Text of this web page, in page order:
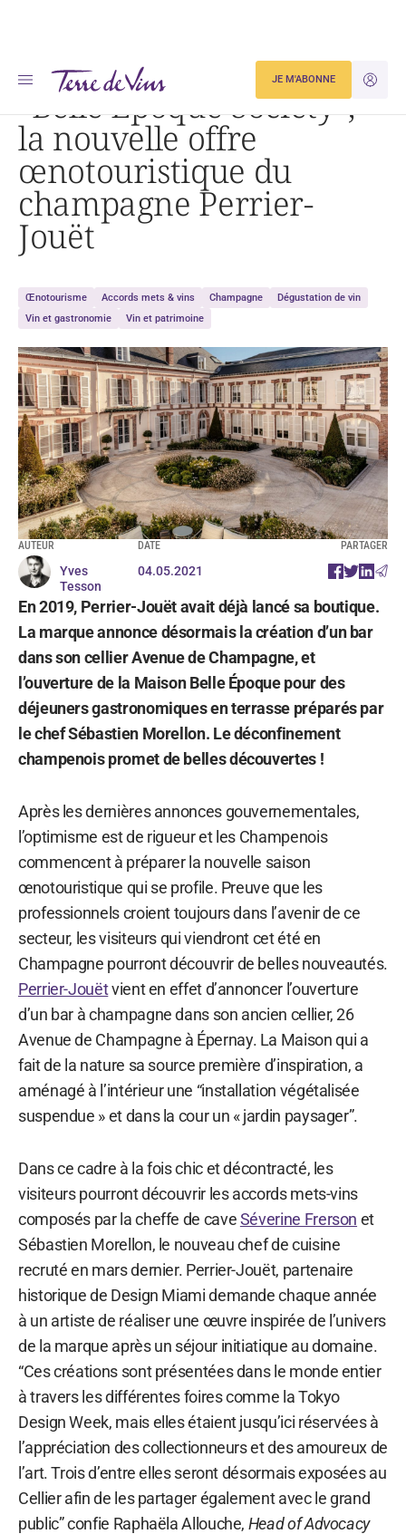
JE
JE M'ABONNE
Accueil « Belle Époque Society », la nouvelle offre œnotouristique du champagne Perrier-Jouët
“Belle Époque Society”,
la nouvelle offre
œnotouristique du
champagne Perrier-
Jouët
Œnotourisme Accords mets & vins Champagne
Dégustation de vin
Vin et gastronomie
Vin et patrimoine
AUTEUR
Yves
Tesson
DATE
04.05.2021
PARTAGER
En 2019, Perrier-Jouët avait déjà lancé sa boutique.
La marque annonce désormais la création d’un bar
dans son cellier Avenue de Champagne, et
l’ouverture de la Maison Belle Époque pour des
déjeuners gastronomiques en terrasse préparés par
le chef Sébastien Morellon. Le déconfinement
champenois promet de belles découvertes !
Après les dernières annonces gouvernementales,
l’optimisme est de rigueur et les Champenois
commencent à préparer la nouvelle saison
œnotouristique qui se profile. Preuve que les
professionnels croient toujours dans l’avenir de ce
secteur, les visiteurs qui viendront cet été en
Champagne pourront découvrir de belles nouveautés.
Perrier-Jouëtvient en effet d’annoncer l’ouverture
d’un bar à champagne dans son ancien cellier, 26
Avenue de Champagne à Épernay. La Maison qui a
fait de la nature sa source première d’inspiration, a
aménagé à l’intérieur une “installation végétalisée
suspendue » et dans la cour un « jardin paysager”.
Dans ce cadre à la fois chic et décontracté, les
visiteurs pourront découvrir les accords mets-vins
composés par la cheffe de caveSéverine Frerson et
Sébastien Morellon, le nouveau chef de cuisine
recruté en mars dernier. Perrier-Jouët, partenaire
historique de Design Miami demande chaque année
à un artiste de réaliser une œuvre inspirée de l’univers
de la marque après un séjour initiatique au domaine.
“Ces créations sont présentées dans le monde entier
à travers les différentes foires comme la Tokyo
Design Week, mais elles étaient jusqu’ici réservées à
l’appréciation des collectionneurs et des amoureux de
l’art. Trois d’entre elles seront désormais exposées au
Cellier afin de les partager également avec le grand
public” confie Raphaëla Allouche, Head of Advocacy